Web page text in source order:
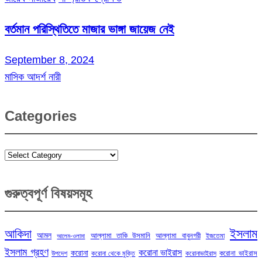
বর্তমান পরিস্থিতিতে মাজার ভাঙ্গা জায়েজ নেই
September 8, 2024
মাসিক আদর্শ নারী
Categories
Categories
গুরুত্বপূর্ণ বিষয়সমূহ
আকিদা আমল আলেম-ওলামা আল্লামা তাকি উসমানি আল্লামা বাবুনগরী ইজতেমা ইসলাম
ইসলাম গ্রহণ উপদেশ করোনা করোনা থেকে মুক্তি করোনা ভাইরাস করোনাভাইরাস করোনা ভাইরাস